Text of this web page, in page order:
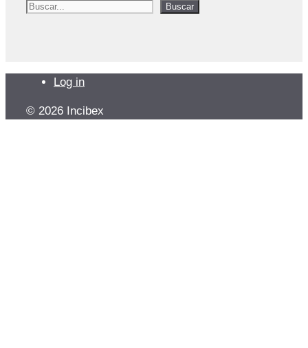
Buscar Buscar
Log in
© 2026 Incibex